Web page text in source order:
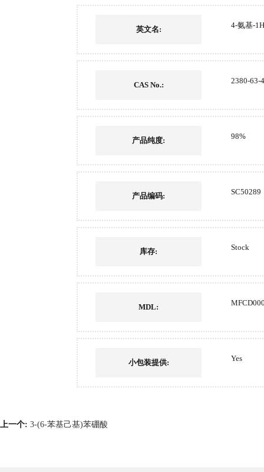
英文名: 4-氨基-
CAS No.: 2380-63-4
产品纯度: 98%
产品编码: SC50289
库存: Stock
MDL:
小包装提供: Yes
上一个: 3-(6-苯基己基)苯硼酸